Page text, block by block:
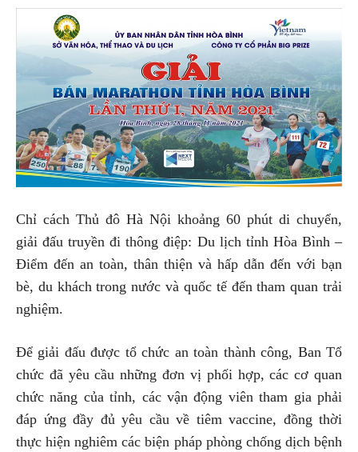
Chỉ cách Thủ đô Hà Nội khoảng 60 phút di chuyển,
giải đấu truyền đi thông điệp: Du lịch tỉnh Hòa Bình –
Điểm đến an toàn, thân thiện và hấp dẫn đến với bạn
bè, du khách trong nước và quốc tế đến tham quan trải
nghiệm.
Để giải đấu được tổ chức an toàn thành công, Ban Tổ
chức đã yêu cầu những đơn vị phối hợp, các cơ quan
chức năng của tỉnh, các vận động viên tham gia phải
đáp ứng đầy đủ yêu cầu về tiêm vaccine, đồng thời
thực hiện nghiêm các biện pháp phòng chống dịch bệnh